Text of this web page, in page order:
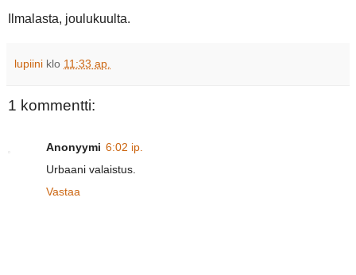
Ilmalasta, joulukuulta.
lupiini klo 11:33 ap.
1 kommentti:
Anonyymi 6:02 ip.
Urbaani valaistus.
Vastaa